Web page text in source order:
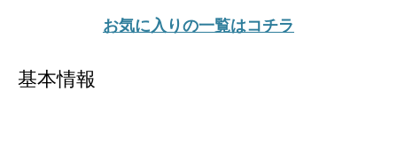
お気に入りの一覧はコチラ
基本情報